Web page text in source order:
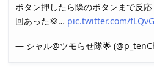
ボタン押したら隣のボタンまで反
回あった💢… pic.twitter.com/
— シャル@ツモらせ隊🌟